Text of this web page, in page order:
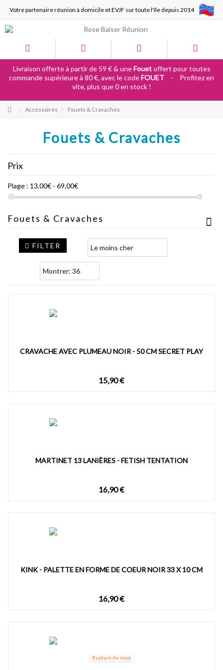
Votre partenaire réunion à domicile et EVJF sur toute l'île depuis 2014
Livraison offerte à partir de 59 € & uneFouetoffert pour toutes
commande supérieure à 80 €, avec le codeFOUET -
Profitez en
vite, plus que 0 en stock !
Accessoires Fouets & Cravaches
Fouets & Cravaches
Prix
Plage : 13,00€ - 69,00€
Fouets & Cravaches
FILTER
CRAVACHE AVEC PLUMEAU NOIR - 50 CM SECRET PLAY
15,90 €
MARTINET 13 LANIÈRES - FETISH TENTATION
16,90 €
KINK - PALETTE EN FORME DE COEUR NOIR 33 X 10 CM
16,90 €
Rupture de stock